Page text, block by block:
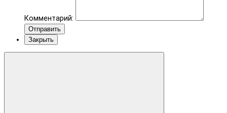
Комментарий:
Отправить
Закрыть